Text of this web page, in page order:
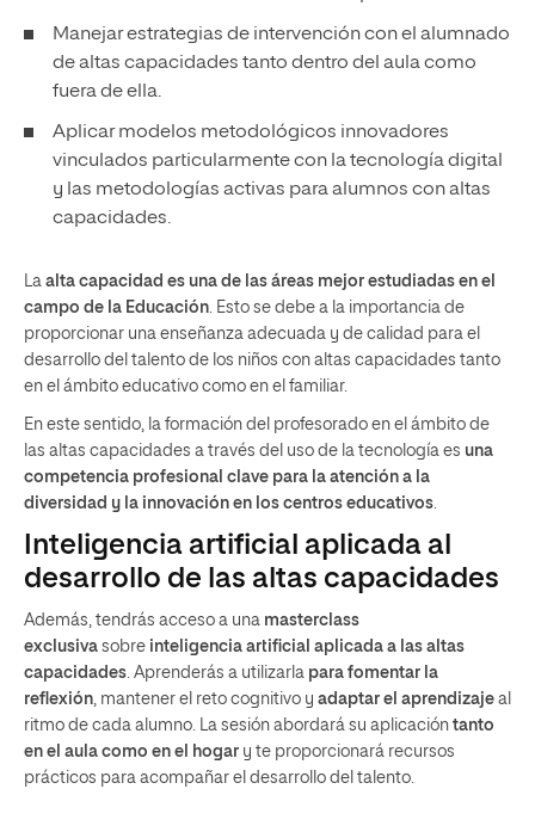
Manejar estrategias de intervención con el alumnado
de altas capacidades tanto dentro del aula como
fuera de ella.
Aplicar modelos metodológicos innovadores
vinculados particularmente con la tecnología digital
y las metodologías activas para alumnos con altas
capacidades.
La alta capacidad es una de las áreas mejor estudiadas en el
campo de la Educación. Esto se debe a la importancia de
proporcionar una enseñanza adecuada y de calidad para el
desarrollo del talento de los niños con altas capacidades tanto
en el ámbito educativo como en el familiar.
En este sentido, la formación del profesorado en el ámbito de
las altas capacidades a través del uso de la tecnología es una
competencia profesional clave para la atención a la
diversidad y la innovación en los centros educativos.
Inteligencia artificial aplicada al
desarrollo de las altas capacidades
Además, tendrás acceso a una masterclass
exclusiva sobre inteligencia artificial aplicada a las altas
capacidades. Aprenderás a utilizarla para fomentar la
reflexión, mantener el reto cognitivo y adaptar el aprendizaje al
ritmo de cada alumno. La sesión abordará su aplicación tanto
en el aula como en el hogar y te proporcionará recursos
prácticos para acompañar el desarrollo del talento.